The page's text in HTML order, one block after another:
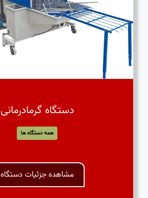
دستگاه گرمادرمانی
همه دستگاه ها
مشاهده جزئیات دستگاه